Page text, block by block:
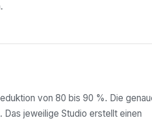
von 80 bis 90 %. Die
jeweilige Studio erstellt einen